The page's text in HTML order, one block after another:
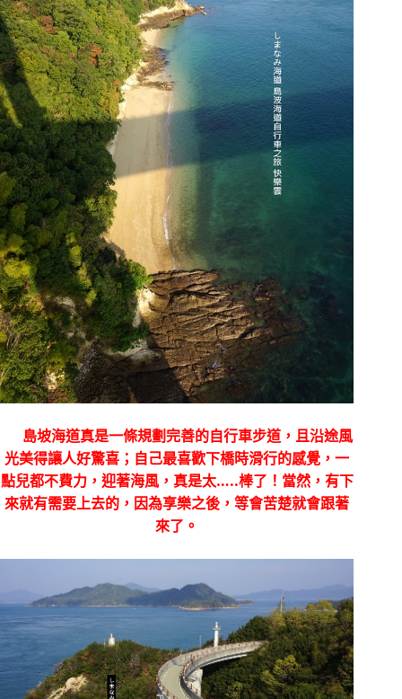
島坡海道真是一條規劃完善的自行車步道，且沿途風
光美得讓人好驚喜；自己最喜歡下橋時滑行的感覺，一
點兒都不費力，迎著海風，真是太…..棒了！當然，有下
來就有需要上去的，因為享樂之後，等會苦楚就會跟著
來了。